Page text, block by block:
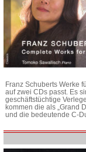
Franz Schuberts Werke
auf zwei CDs passt. Es
geschäftstüchtige
kommen die als „Grand
und die bedeutende C-